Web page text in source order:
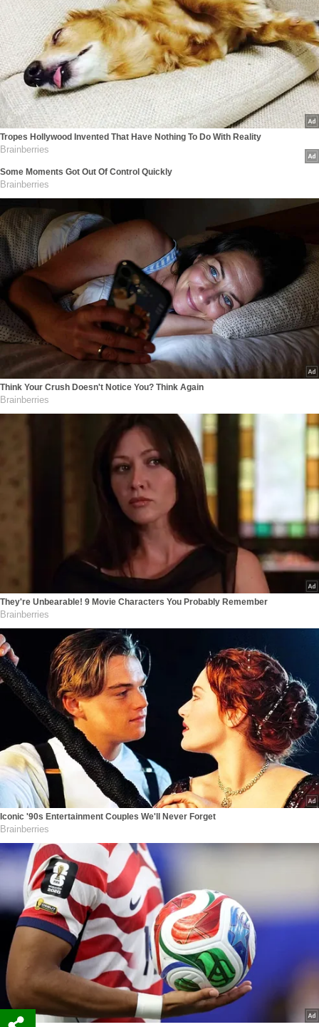
Tropes Hollywood Invented That Have Nothing To Do With Reality
Brainberries
Some Moments Got Out Of Control Quickly
Brainberries
Think Your Crush Doesn't Notice You? Think Again
Brainberries
They're Unbearable! 9 Movie Characters You Probably Remember
Brainberries
Iconic '90s Entertainment Couples We'll Never Forget
Brainberries